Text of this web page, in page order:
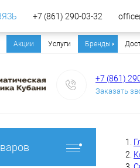
Акции Услуги Бренды
+7 (861)
Заказать
+7 (861) 290-03-32